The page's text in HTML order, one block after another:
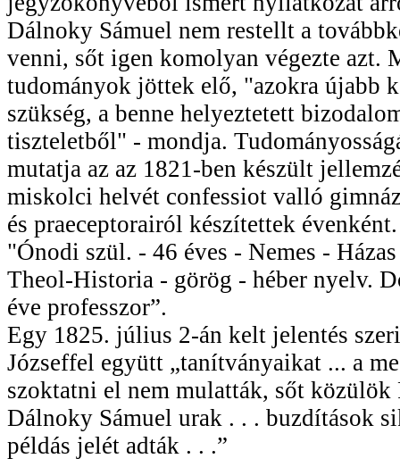
Dálnoky Sámuel nem restellt a
venni, sőt igen komolyan végezte azt.
tudományok jöttek elő, "azokra újabb
szükség, a benne helyeztetett
tiszteletből" - mondja.
mutatja az az 1821-ben készült
miskolci helvét confessiot valló
és praeceptorairól készítettek
"Ónodi szül. - 46 éves - Nemes -
Theol-Historia - görög - héber nyelv.
éve professzor”.
Egy 1825. július 2-án kelt jelentés
Józseffel együtt „tanítványaikat ... a
szoktatni el nem mulatták, sőt közülök
Dálnoky Sámuel urak . . . buzdítások
példás jelét adták . . .”